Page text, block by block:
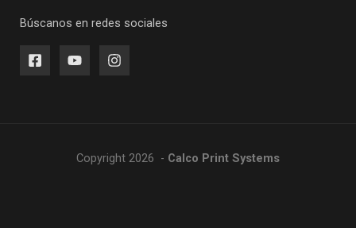
Búscanos en redes sociales
Copyright 2026 - Calco Print Systems